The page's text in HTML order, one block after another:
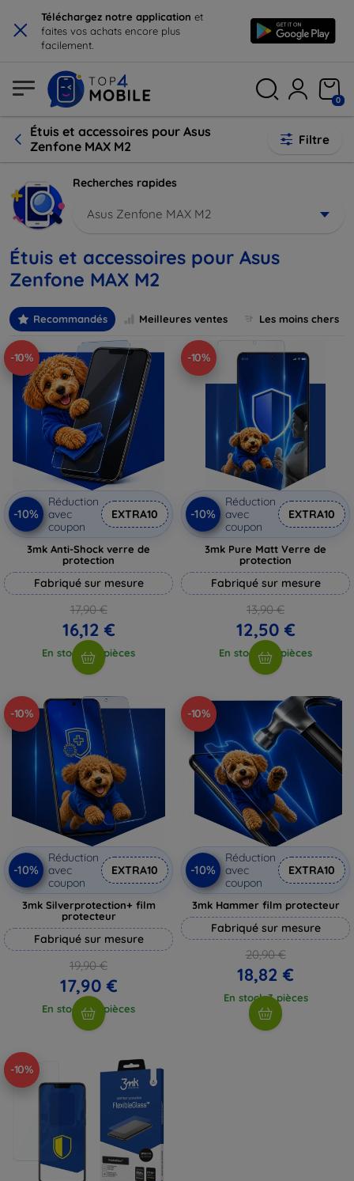
× Téléchargez notre application et
faites vos achats encore plus
facilement.
0
Étuis et accessoires pour Asus
Zenfone MAX M2
Filtre
Recherches rapides
Asus Zenfone MAX M2
Étuis et accessoires pour Asus
Zenfone MAX M2
Recommandés Meilleures ventes Les moins chers
-10%
-10%
Réduction
avec
coupon
EXTRA10
3mk Anti-Shock verre de
protection
Fabriqué sur mesure
17,90 €
16,12 €
En stock > 5 pièces
-10%
-10%
Réduction
avec
coupon
EXTRA10
3mk Pure Matt Verre de
protection
Fabriqué sur mesure
13,90 €
12,50 €
En stock > 5 pièces
-10%
-10%
Réduction
avec
coupon
EXTRA10
3mk Silverprotection+ film
protecteur
Fabriqué sur mesure
19,90 €
17,90 €
En stock > 5 pièces
-10%
-10%
Réduction
avec
coupon
EXTRA10
3mk Hammer film protecteur
Fabriqué sur mesure
20,90 €
18,82 €
En stock 3 pièces
-10%